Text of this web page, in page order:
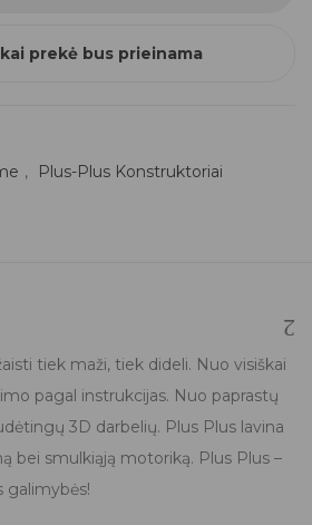
prekė bus prieinama
,
Plus-Plus Konstruktoriai
tiek maži, tiek dideli. Nuo visiškai
pagal instrukcijas. Nuo paprastų
3D darbelių. Plus Plus lavina
bei smulkiąją motoriką. Plus Plus –
galimybės!